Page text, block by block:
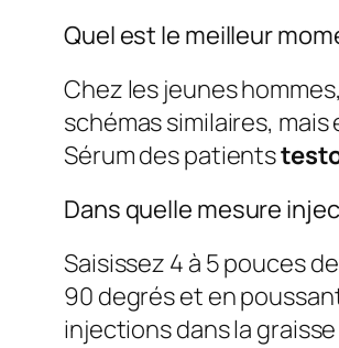
Quel est le meilleur
Chez les jeunes
schémas similaires,
Sérum des patients
Dans quelle mesure
Saisissez 4 à 5 pouces
90 degrés et en
injections dans la